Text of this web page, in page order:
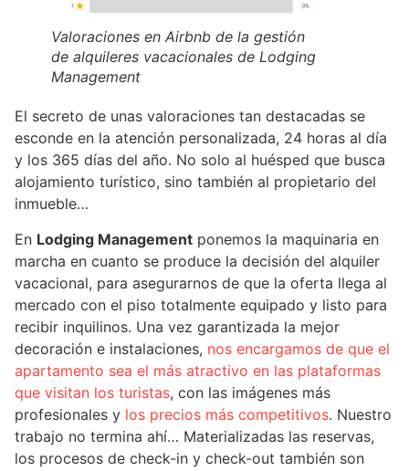
Valoraciones en Airbnb de la gestión
de alquileres vacacionales de Lodging
Management
El secreto de unas valoraciones tan destacadas se
esconde en la atención personalizada, 24 horas al día
y los 365 días del año. No solo al huésped que busca
alojamiento turístico, sino también al propietario del
inmueble…
En Lodging Management ponemos la maquinaria en
marcha en cuanto se produce la decisión del alquiler
vacacional, para asegurarnos de que la oferta llega al
mercado con el piso totalmente equipado y listo para
recibir inquilinos. Una vez garantizada la mejor
decoración e instalaciones, nos encargamos de que el
apartamento sea el más atractivo en las plataformas
que visitan los turistas, con las imágenes más
profesionales y los precios más competitivos. Nuestro
trabajo no termina ahí… Materializadas las reservas,
los procesos de check-in y check-out también son